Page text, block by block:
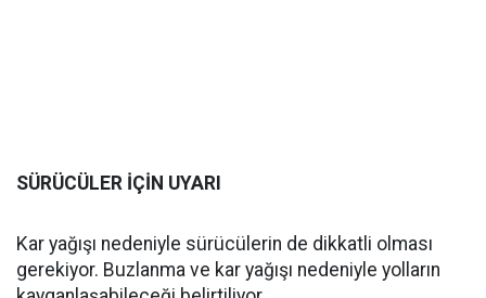
SÜRÜCÜLER İÇİN UYARI
Kar yağışı nedeniyle sürücülerin de dikkatli olması
gerekiyor. Buzlanma ve kar yağışı nedeniyle yolların